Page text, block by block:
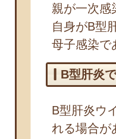
親が一次感
自身がB型
母子感染で
B型肝炎
B型肝炎ウ
れる場合が